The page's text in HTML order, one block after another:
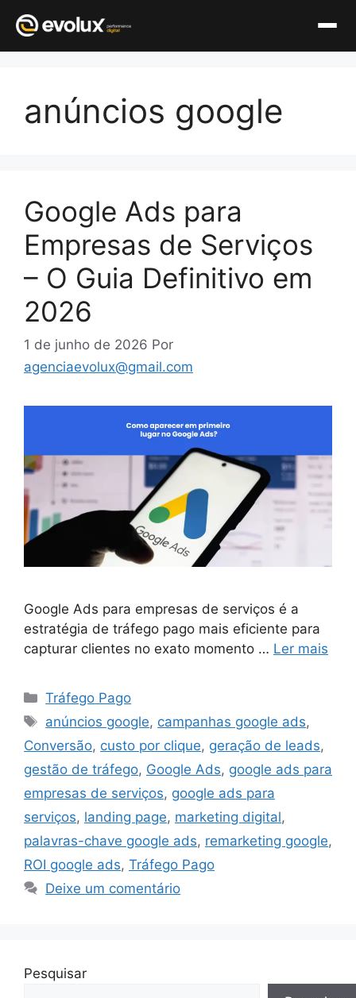
conteúdo
anúncios google
Google Ads para
Empresas de Serviços
– O Guia Definitivo em
2026
1 de junho de 2026 Por
agenciaevolux@gmail.com
Google Ads para empresas de serviços é a
estratégia de tráfego pago mais eficiente para
capturar clientes no exato momento … Ler mais
Categorias
Tráfego Pago
Tags
anúncios google, campanhas google ads,
Conversão, custo por clique, geração de leads,
gestão de tráfego, Google Ads, google ads para
empresas de serviços, google ads para
serviços, landing page, marketing digital,
palavras-chave google ads, remarketing google,
ROI google ads, Tráfego Pago
Deixe um comentário
Pesquisar